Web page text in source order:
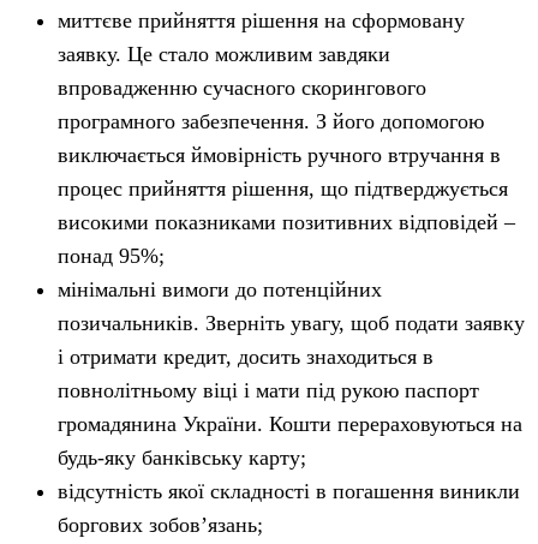
миттєве прийняття рішення на сформовану
заявку. Це стало можливим завдяки
впровадженню сучасного скорингового
програмного забезпечення. З його допомогою
виключається ймовірність ручного втручання в
процес прийняття рішення, що підтверджується
високими показниками позитивних відповідей –
понад 95%;
мінімальні вимоги до потенційних
позичальників. Зверніть увагу, щоб подати заявку
і отримати кредит, досить знаходиться в
повнолітньому віці і мати під рукою паспорт
громадянина України. Кошти перераховуються на
будь-яку банківську карту;
відсутність якої складності в погашення виникли
боргових зобов’язань;